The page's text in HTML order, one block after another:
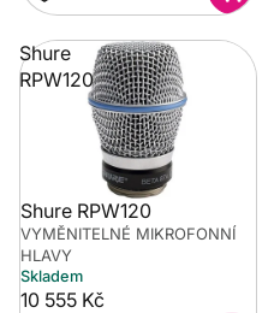
Shure
RPW120
Shure RPW120
VYMĚNITELNÉ MIKROFONNÍ
HLAVY
Skladem
10 555 Kč